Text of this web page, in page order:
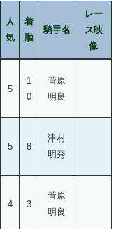
人
気
着
順
騎手名
レー
ス映
像
5
1
0
菅原
明良
5 8
津村
明秀
4 3
菅原
明良